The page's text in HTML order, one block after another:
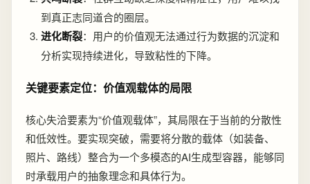
到真正志同道合的圈层。
进化断裂：用户的价值观无法通过行为数据的沉淀和
分析实现持续进化，导致粘性的下降。
关键要素定位：价值观载体的局限
核心失洽要素为“价值观载体”，其局限在于当前的分散性
和低效性。要实现突破，需要将分散的载体（如装备、
照片、路线）整合为一个多模态的AI生成型容器，能够同
时承载用户的抽象理念和具体行为。